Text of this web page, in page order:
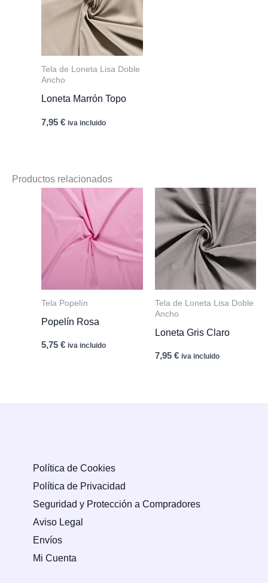
Tela de Loneta Lisa Doble
Ancho
Loneta Marrón Topo
7,95€ iva incluido
Productos relacionados
Tela Popelín
Popelín Rosa
5,75€ iva incluido
Tela de Loneta Lisa Doble
Ancho
Loneta Gris Claro
7,95 € iva incluido
Política de Cookies
Política de Privacidad
Seguridad y Protección a Compradores
Aviso Legal
Envíos
Mi Cuenta